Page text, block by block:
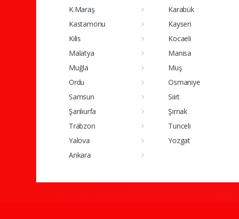
K.Maraş
Karabük
Kastamonu
Kayseri
Kilis
Kocaeli
Malatya
Manisa
Muğla
Muş
Ordu
Osmaniye
Samsun
Siirt
Şanlıurfa
Şırnak
Trabzon
Tunceli
Yalova
Yozgat
Ankara